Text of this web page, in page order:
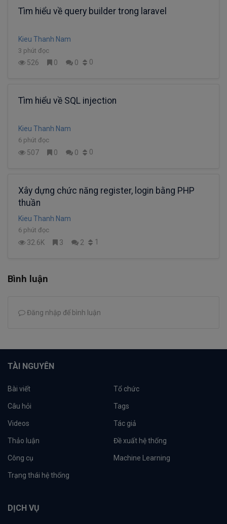
Tìm hiểu về query builder trong laravel
Kieu Thanh Nam
3 phút đọc
526 0 0 0
Tìm hiểu về SQL injection
Kieu Thanh Nam
6 phút đọc
507 0 0 0
Xây dựng chức năng register, login bằng PHP
thuần
Kieu Thanh Nam
6 phút đọc
32.6K 3 2 1
Bình luận
Đăng nhập để bình luận
TÀI NGUYÊN
Bài viết Tổ chức
Câu hỏi Tags
Videos Tác giả
Thảo luận Đề xuất hệ thống
Công cụ Machine Learning
Trạng thái hệ thống
DỊCH VỤ